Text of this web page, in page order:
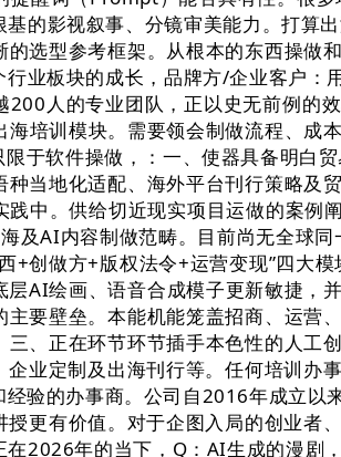
的影视叙事、分镜审美能力。打算
选型参考框架。从根本的东西操
业板块的成长，品牌方/企业客户
人的专业团队，正以史无前例
培训模块。需要领会制做流程、
于软件操做，：一、使器具备明
当地化适配、海外平台刊行策略
中。供给切近现实项目运做的案
及AI内容制做范畴。目前尚无全球
+创做方+版权法令+运营变现”四大
AI绘画、语音合成模子更新敏捷，
要壁垒。本能机能笼盖招商、运
、正在环节环节插手本色性的人
业定制及出海刊行等。任何培训
验的办事商。公司自2016年成立
更有价值。对于企图入局的创业
2026年的当下，Q：AI生成的漫